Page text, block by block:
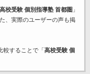
高校受験 個別指導塾 首都圏 」
、実際のユーザーの声も掲
較することで「 高校受験 個